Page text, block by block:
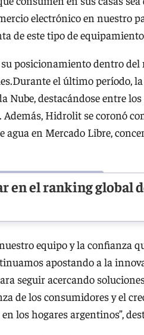
electrónico en nuestro
de este tipo de
posicionamiento dentro del
el último período,
Nube, destacándose entre
Hidrolit se coronó
en Mercado Libre,
en el ranking global
equipo y la confianza
apostando a la
seguir acercando
de los consumidores y el
los hogares argentinos”,